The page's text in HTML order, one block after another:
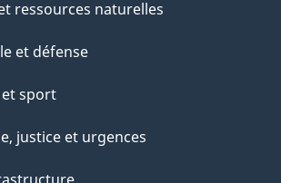
ressources naturelles
et défense
sport
justice et urgences